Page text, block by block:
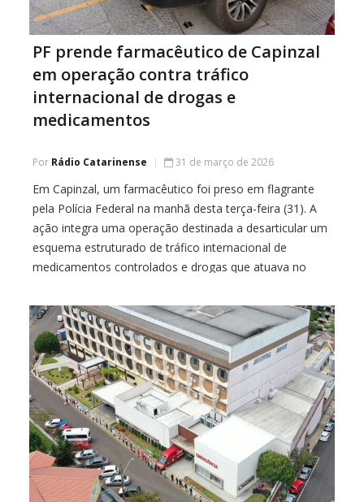
PF prende farmacêutico de Capinzal
em operação contra tráfico
internacional de drogas e
medicamentos
Por Rádio Catarinense 31 de março de 2026
Em Capinzal, um farmacêutico foi preso em flagrante
pela Polícia Federal na manhã desta terça-feira (31). A
ação integra uma operação destinada a desarticular um
esquema estruturado de tráfico internacional de
medicamentos controlados e drogas que atuava no
de busca e apreensão em três endereços — dois em
Capinzal e […]